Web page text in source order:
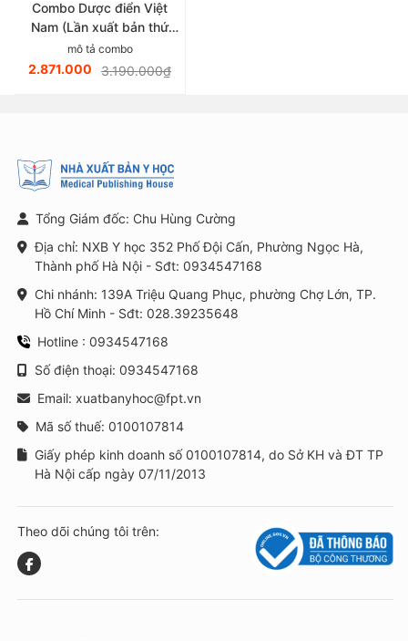
Combo Dược điển Việt
Nam (Lần xuất bản thứ
sáu)
mô tả combo
2.871.000 3.190.000₫
Tổng Giám đốc: Chu Hùng Cường
Địa chỉ: NXB Y học 352 Phố Đội Cấn, Phường Ngọc Hà,
Thành phố Hà Nội - Sđt: 0934547168
Chi nhánh: 139A Triệu Quang Phục, phường Chợ Lớn, TP.
Hồ Chí Minh - Sđt: 028.39235648
Hotline : 0934547168
Số điện thoại: 0934547168
Email: xuatbanyhoc@fpt.vn
Mã số thuế: 0100107814
Giấy phép kinh doanh số 0100107814, do Sở KH và ĐT TP
Hà Nội cấp ngày 07/11/2013
Theo dõi chúng tôi trên: